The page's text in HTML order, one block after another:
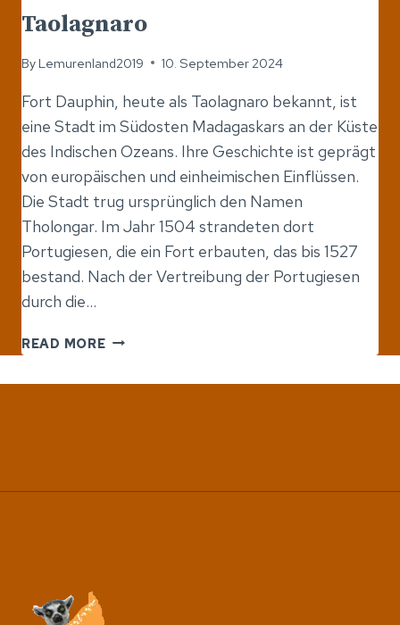
Taolagnaro
By Lemurenland2019 10. September 2024
Fort Dauphin, heute als Taolagnaro bekannt, ist
eine Stadt im Südosten Madagaskars an der Küste
des Indischen Ozeans. Ihre Geschichte ist geprägt
von europäischen und einheimischen Einflüssen.
Die Stadt trug ursprünglich den Namen
Tholongar. Im Jahr 1504 strandeten dort
Portugiesen, die ein Fort erbauten, das bis 1527
bestand. Nach der Vertreibung der Portugiesen
durch die…
READ MORETAOLAGNARO